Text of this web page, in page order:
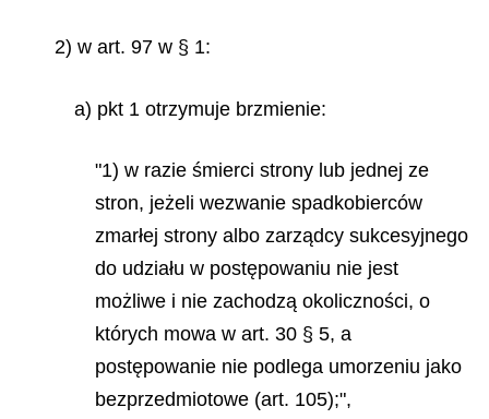
2) w art. 97 w § 1:
a) pkt 1 otrzymuje brzmienie:
"1) w razie śmierci strony lub jednej ze
stron, jeżeli wezwanie spadkobierców
zmarłej strony albo zarządcy sukcesyjnego
do udziału w postępowaniu nie jest
możliwe i nie zachodzą okoliczności, o
których mowa w art. 30 § 5, a
postępowanie nie podlega umorzeniu jako
bezprzedmiotowe (art. 105);",